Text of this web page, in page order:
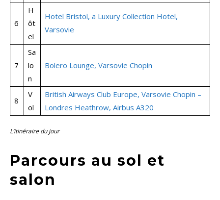
6
H
ôt
el
Hotel Bristol, a Luxury Collection Hotel,
Varsovie
7
Sa
lo
n
Bolero Lounge, Varsovie Chopin
8
V
ol
British Airways Club Europe, Varsovie Chopin –
Londres Heathrow, Airbus A320
L’itinéraire du jour
Parcours au sol et
salon